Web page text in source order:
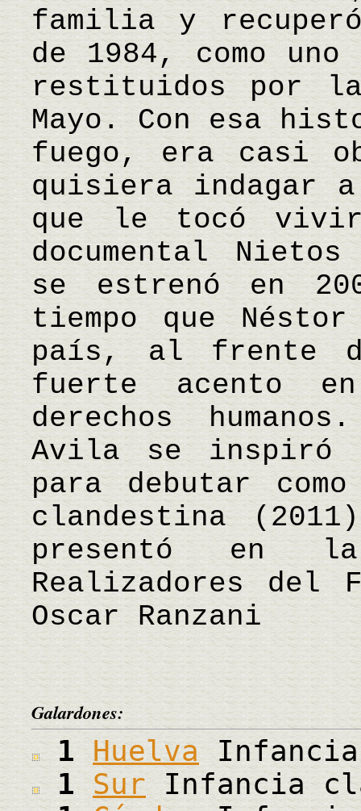
familia y
de 1984, como
restituidos por
Mayo. Con esa
fuego, era casi
quisiera indagar
que le tocó
documental
se estrenó en
tiempo que
país, al frente
fuerte acento
derechos
Avila se inspiró
para debutar
clandestina
presentó en
Realizadores del
Oscar Ranzani
Galardones:
1HuelvaInfancia
1SurInfancia